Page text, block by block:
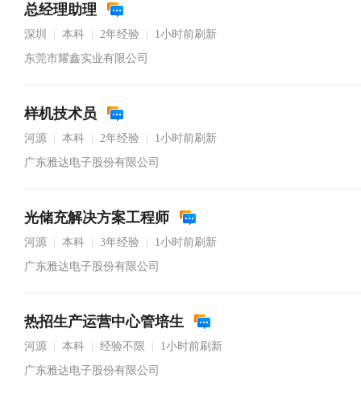
总经理助理
深圳 本科 2年经验
1小时前刷新
东莞市耀鑫实业有限公司
样机技术员
河源 本科 2年经验
1小时前刷新
广东雅达电子股份有限公司
光储充解决方案工程师
河源 本科 3年经验
1小时前刷新
广东雅达电子股份有限公司
热招生产运营中心管培生
河源 本科 经验不限
1小时前刷新
广东雅达电子股份有限公司